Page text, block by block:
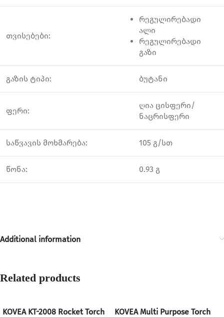
თვისებები:
რეგულირებადი
ალი
რეგულირებადი
გაზი
გაზის ტიპი: ბუტანი
ფერი:
ღია ცისფერი/
ნაცრისფერი
საწვავის მოხმარება: 105 გ/სთ
წონა: 0.93 გ
Additional information
Related products
KOVEA KT-2008 Rocket Torch
KOVEA Multi Purpose Torch